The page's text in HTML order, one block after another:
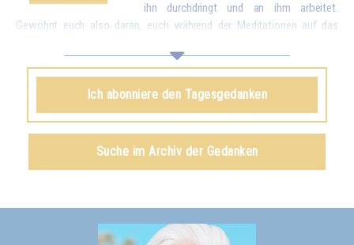
ihn durchdringt und an ihm arbeitet.
Gewöhnt euch also daran, euch während der Meditationen auf das
einzuführen. Es wird nach und nach alle verbrauchten, kranken Partikel
eures Körpers durch neue, reinere Partikel ersetzen. Und wenn ihr einmal
das Licht in euch aufgesogen habt, könnt ihr euch noch üben, dieses
Licht in die ganze Welt zu schicken, um allen Menschen zu helfen.*
Omraam Mikhaël Aïvanhov
Siehe das BuchDas Licht, lebendiger Geist, kapitel IX
Ich abonniere den Tagesgedanken
Suche im Archiv der Gedanken